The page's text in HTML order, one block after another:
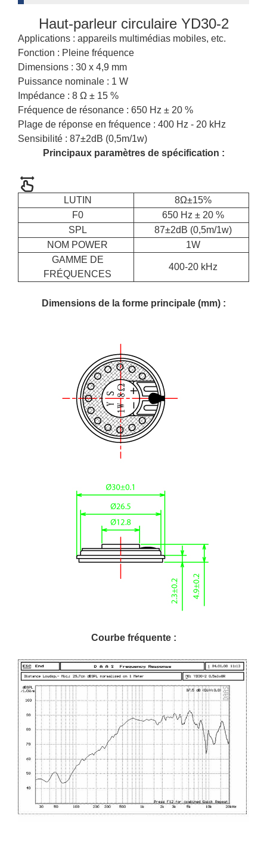
Haut-parleur circulaire YD30-2
Applications : appareils multimédias mobiles, etc.
Fonction : Pleine fréquence
Dimensions : 30 x 4,9 mm
Puissance nominale : 1 W
Impédance : 8 Ω ± 15 %
Fréquence de résonance : 650 Hz ± 20 %
Plage de réponse en fréquence : 400 Hz - 20 kHz
Sensibilité : 87±2dB (0,5m/1w)
Principaux paramètres de spécification :
LUTIN
8Ω±15%
F0
650 Hz ± 20 %
SPL
87±2dB (0,5m/1w)
NOM POWER
1W
GAMME DE
FRÉQUENCES
400-20 kHz
Dimensions de la forme principale (mm) :
Courbe fréquente :